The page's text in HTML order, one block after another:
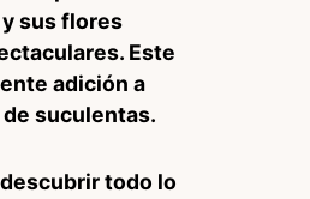
sus flores
Este
adición a
suculentas.
todo lo